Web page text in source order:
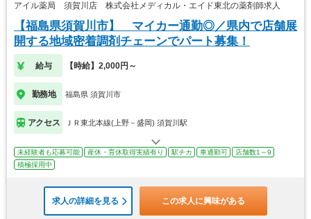
アイル薬局 須賀川店 株式会社メディカル・エイド東北の薬剤師求人
【福島県須賀川市】 マイカー通勤◎／県内で店舗展
開する地域密着調剤チェーンでパート募集！
給与 【時給】2,000円～
勤務地 福島県 須賀川市
アクセス ＪＲ東北本線(上野－盛岡) 須賀川駅
未経験者も応募可能 産休・育休取得実績有り 駅チカ 車通勤可
店舗数1～9
積極採用中
求人の詳細を見る この求人に興味がある